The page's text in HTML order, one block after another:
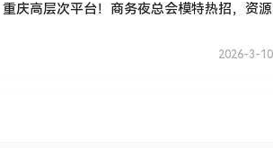
重庆高层次平台！商务夜总会模特热招，资
2026-3-